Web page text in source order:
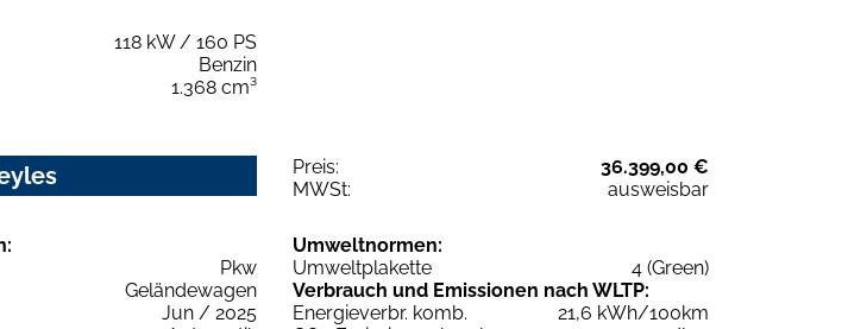
118 kW / 160 PS
Benzin
1.368 cm³
Preis:
36.399,00 €
MWSt:
ausweisbar
Pkw
Geländewagen
Jun / 2025
Umweltnormen:
Umweltplakette
4 (Green)
Verbrauch und Emissionen nach WLTP:
Energieverbr. komb.
21,6 kWh/100km